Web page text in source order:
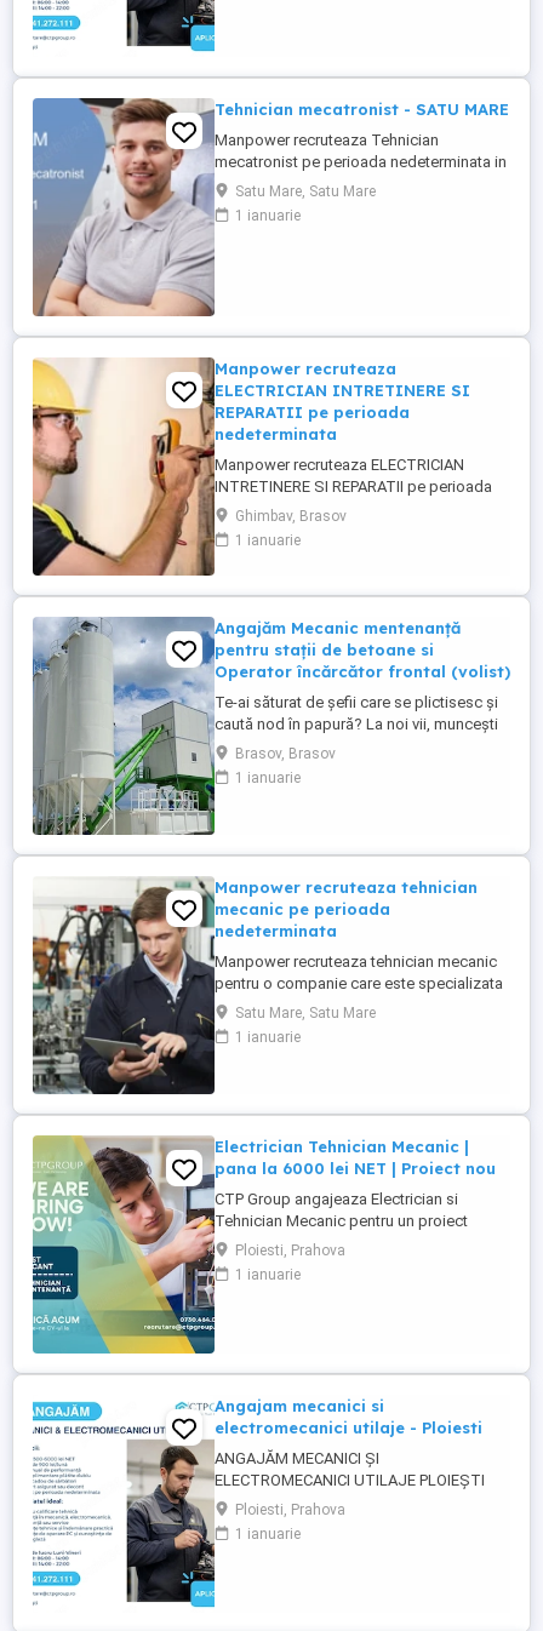
Tehnician mecatronist - SATU MARE
Manpower recruteaza Tehnician
mecatronist pe perioada nedeterminata in
Satu Mare. Scopul rolului: Asigură
mentenanța integrată mecanică-
electronică a echipamentelor și
Satu Mare, Satu Mare
1 ianuarie
Manpower recruteaza
ELECTRICIAN INTRETINERE SI
REPARATII pe perioada
nedeterminata
Manpower recruteaza ELECTRICIAN
INTRETINERE SI REPARATII pe perioada
nedeterminata pentru o companie din
Ghimbav conform urmatoarelor cerinte: -
experienta anterioara in intretinere si
calificare ca electrician; - abilitati excelente
de diagnosticare si rezolvare ...
Ghimbav, Brasov
1 ianuarie
Angajăm Mecanic mentenanță
pentru stații de betoane si
Operator încărcător frontal (volist)
Te-ai săturat de șefii care se plictisesc și
caută nod în papură? La noi vii, muncești
iar la final de luna pleci cu banii în buzunar!
Ce căutăm: Un om harnic, serios și
punctual nu doctori în științe . Să ai
mai mult ...
Brasov, Brasov
1 ianuarie
Manpower recruteaza tehnician
mecanic pe perioada
nedeterminata
Manpower recruteaza tehnician mecanic
pentru o companie care este specializata
în producția de sisteme electrice și
cablaje auto, inclusiv pentru vehicule cu
tensiuni inalte componente critice pentru
reparatii mecanice ...
Satu Mare, Satu Mare
1 ianuarie
Electrician Tehnician Mecanic |
pana la 6000 lei NET | Proiect nou
CTP Group angajeaza Electrician si
Tehnician Mecanic pentru un proiect
industrial nou. Daca ai experienta tehnica
si iti doresti un loc de munca stabil, bine
platit, cu perspective reale de dezvoltare,
Ploiesti, Prahova
1 ianuarie
Angajam mecanici si
electromecanici utilaje - Ploiesti
ANGAJĂM MECANICI ȘI
ELECTROMECANICI UTILAJE PLOIEȘTI
Pentru unul dintre clienții noștri, o
companie stabilă din domeniul industrial,
recrutăm Mecanici și Electromecanici
Ploiesti, Prahova
1 ianuarie